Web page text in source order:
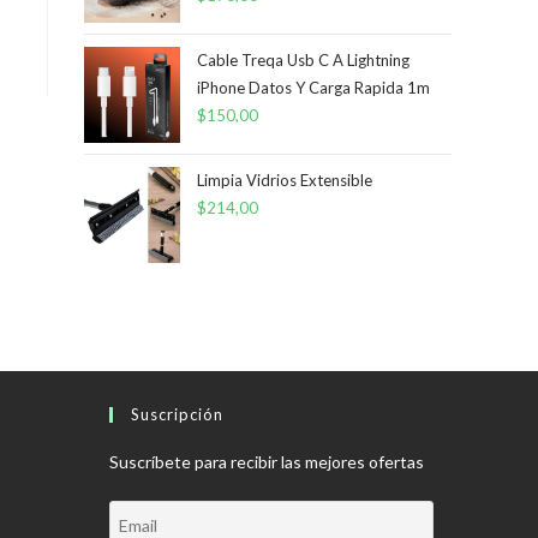
Cable Treqa Usb C A Lightning
iPhone Datos Y Carga Rapida 1m
$150,00
Limpia Vidrios Extensible
$214,00
Suscripción
Suscríbete para recibir las mejores ofertas